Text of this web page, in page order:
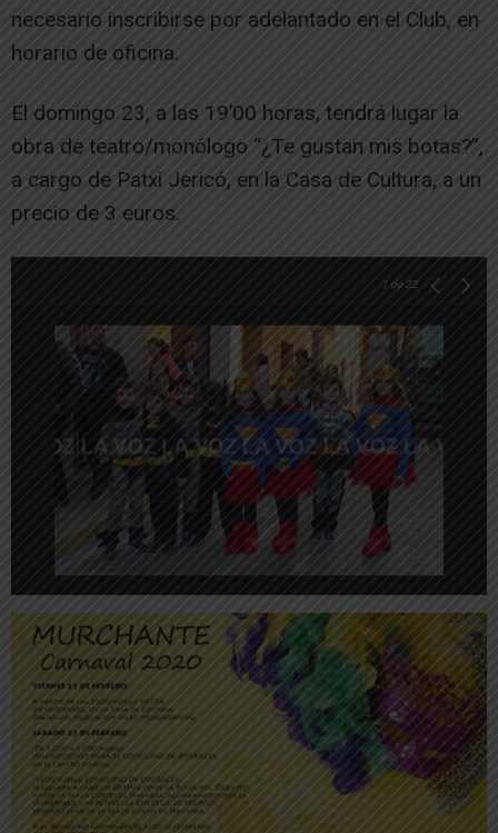
necesario inscribirse por adelantado en el Club, en
horario de oficina.
El domingo 23, a las 19’00 horas, tendrá lugar la
obra de teatro/monólogo “¿Te gustan mis botas?”,
a cargo de Patxi Jericó, en la Casa de Cultura, a un
precio de 3 euros.
1 de 22